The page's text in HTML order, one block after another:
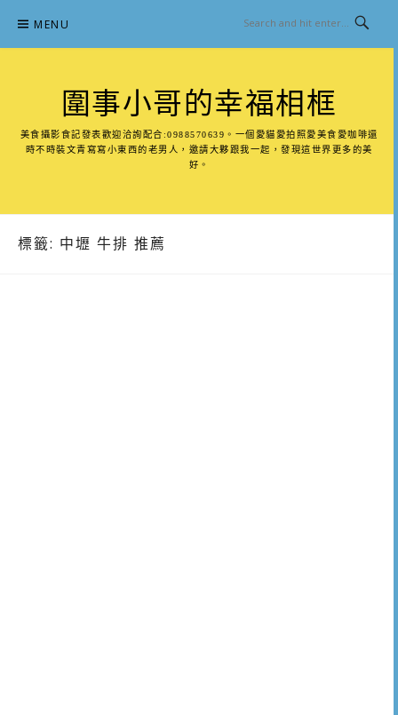
content
MENU
圍事小哥的幸福相框
美食攝影食記發表歡迎洽詢配合:0988570639。一個愛貓愛拍照愛美食愛咖啡還
時不時裝文青寫寫小東西的老男人，邀請大夥跟我一起，發現這世界更多的美
好。
標籤: 中壢 牛排 推薦